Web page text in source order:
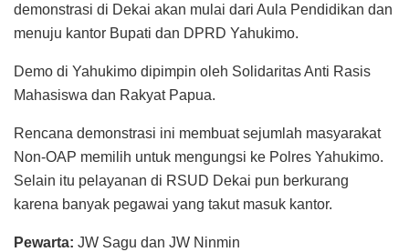
demonstrasi di Dekai akan mulai dari Aula Pendidikan dan
menuju kantor Bupati dan DPRD Yahukimo.
Demo di Yahukimo dipimpin oleh Solidaritas Anti Rasis
Mahasiswa dan Rakyat Papua.
Rencana demonstrasi ini membuat sejumlah masyarakat
Non-OAP memilih untuk mengungsi ke Polres Yahukimo.
Selain itu pelayanan di RSUD Dekai pun berkurang
karena banyak pegawai yang takut masuk kantor.
Pewarta: JW Sagu dan JW Ninmin